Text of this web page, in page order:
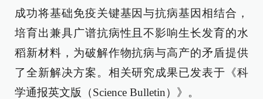
成功将基础免疫关键基因与抗病基因相结合，
培育出兼具广谱抗病性且不影响生长发育的水
稻新材料，为破解作物抗病与高产的矛盾提供
了全新解决方案。相关研究成果已发表于《科
学通报英文版（Science Bulletin）》。